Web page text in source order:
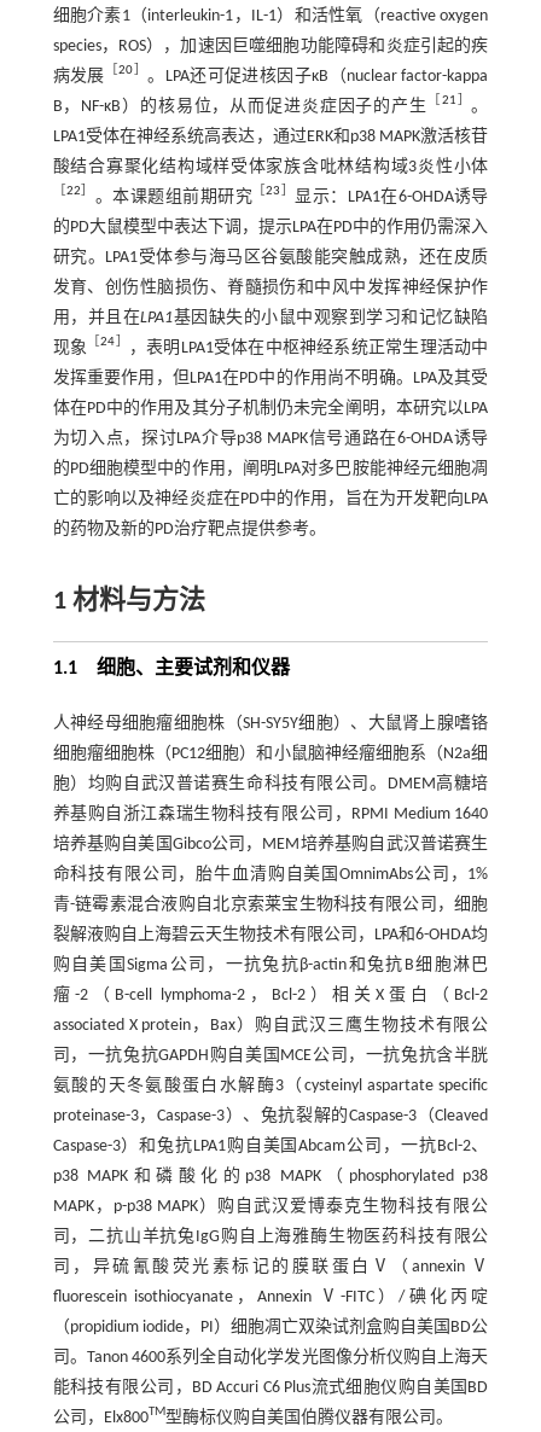
细胞介素1（interleukin-1，IL-1）和活性氧（reactive oxygen
species，ROS），加速因巨噬细胞功能障碍和炎症引起的疾
病发展 ［20］ 。LPA还可促进核因子κB（nuclear factor-kappa
B，NF-κB）的核易位，从而促进炎症因子的产生
［21］ 。
LPA1受体在神经系统高表达，通过ERK和p38 MAPK激活核苷
酸结合寡聚化结构域样受体家族含吡林结构域3炎性小体
［22］ 。本课题组前期研究 ［23］
显示：LPA1在6-OHDA诱导
的PD大鼠模型中表达下调，提示LPA在PD中的作用仍需深入
研究。LPA1受体参与海马区谷氨酸能突触成熟，还在皮质
发育、创伤性脑损伤、脊髓损伤和中风中发挥神经保护作
用，并且在LPA1基因缺失的小鼠中观察到学习和记忆缺陷
现象 ［24］
，表明LPA1受体在中枢神经系统正常生理活动中
发挥重要作用，但LPA1在PD中的作用尚不明确。LPA及其受
体在PD中的作用及其分子机制仍未完全阐明，本研究以LPA
为切入点，探讨LPA介导p38 MAPK信号通路在6-OHDA诱导
的PD细胞模型中的作用，阐明LPA对多巴胺能神经元细胞凋
亡的影响以及神经炎症在PD中的作用，旨在为开发靶向LPA
的药物及新的PD治疗靶点提供参考。
1 材料与方法
1.1 细胞、主要试剂和仪器
人神经母细胞瘤细胞株（SH-SY5Y细胞）、大鼠肾上腺嗜铬
细胞瘤细胞株（PC12细胞）和小鼠脑神经瘤细胞系（N2a细
胞）均购自武汉普诺赛生命科技有限公司。DMEM高糖培
养基购自浙江森瑞生物科技有限公司，RPMI Medium 1640
培养基购自美国Gibco公司，MEM培养基购自武汉普诺赛生
命科技有限公司，胎牛血清购自美国OmnimAbs公司，1%
青-链霉素混合液购自北京索莱宝生物科技有限公司，细胞
裂解液购自上海碧云天生物技术有限公司，LPA和6-OHDA均
购自美国Sigma公司，一抗兔抗β-actin和兔抗B细胞淋巴
瘤-2（B-cell lymphoma-2，Bcl-2）相关X蛋白（Bcl-2
associated X protein，Bax）购自武汉三鹰生物技术有限公
司，一抗兔抗GAPDH购自美国MCE公司，一抗兔抗含半胱
氨酸的天冬氨酸蛋白水解酶3（cysteinyl aspartate specific
proteinase-3，Caspase-3）、兔抗裂解的Caspase-3（Cleaved
Caspase-3）和兔抗LPA1购自美国Abcam公司，一抗Bcl-2、
p38 MAPK和磷酸化的p38 MAPK（phosphorylated p38
MAPK，p-p38 MAPK）购自武汉爱博泰克生物科技有限公
司，二抗山羊抗兔IgG购自上海雅酶生物医药科技有限公
司，异硫氰酸荧光素标记的膜联蛋白Ⅴ（annexin Ⅴ
fluorescein isothiocyanate，Annexin Ⅴ-FITC）/碘化丙啶
（propidium iodide，PI）细胞凋亡双染试剂盒购自美国BD公
司。Tanon 4600系列全自动化学发光图像分析仪购自上海天
能科技有限公司，BD Accuri C6 Plus流式细胞仪购自美国BD
公司，Elx800TM型酶标仪购自美国伯腾仪器有限公司。